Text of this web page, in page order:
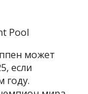
Pool
может
если
году.